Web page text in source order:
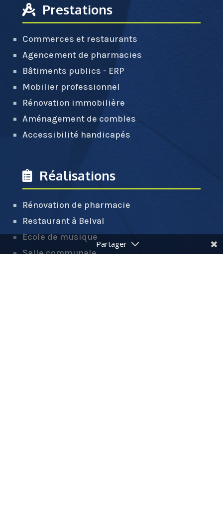
Prestations
Commerces et restaurants
Agencement de pharmacies
Bâtiments publics - ERP
Mobilier professionnel
Rénovation immobilière
Aménagement de combles
Accessibilité handicapés
Réalisations
Rénovation de pharmacie
Restaurant à Belval
Ecole de musique
Salle communale